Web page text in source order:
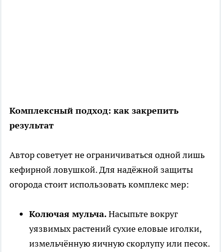
Комплексный подход: как закрепить
результат
Автор советует не ограничиваться одной лишь
кефирной ловушкой. Для надёжной защиты
огорода стоит использовать комплекс мер:
Колючая мульча.Насыпьте вокруг
уязвимых растений сухие еловые иголки,
измельчённую яичную скорлупу или песок.